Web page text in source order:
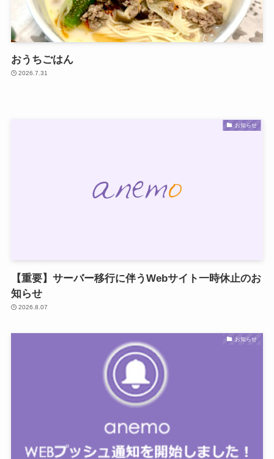
おうちごはん
2026.7.31
お知らせ
【重要】サーバー移行に伴うWebサイト一時休止のお
知らせ
2026.8.07
お知らせ